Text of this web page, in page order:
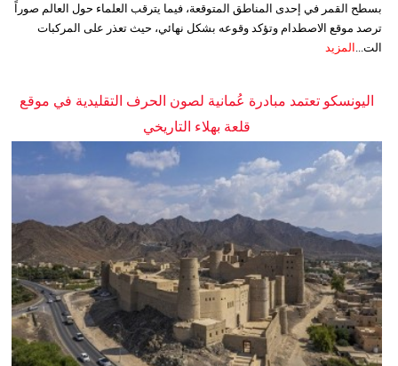
بسطح القمر في إحدى المناطق المتوقعة، فيما يترقب العلماء حول العالم صوراً
ترصد موقع الاصطدام وتؤكد وقوعه بشكل نهائي، حيث تعذر على المركبات
الت...
المزيد
اليونسكو تعتمد مبادرة عُمانية لصون الحرف التقليدية في موقع
قلعة بهلاء التاريخي